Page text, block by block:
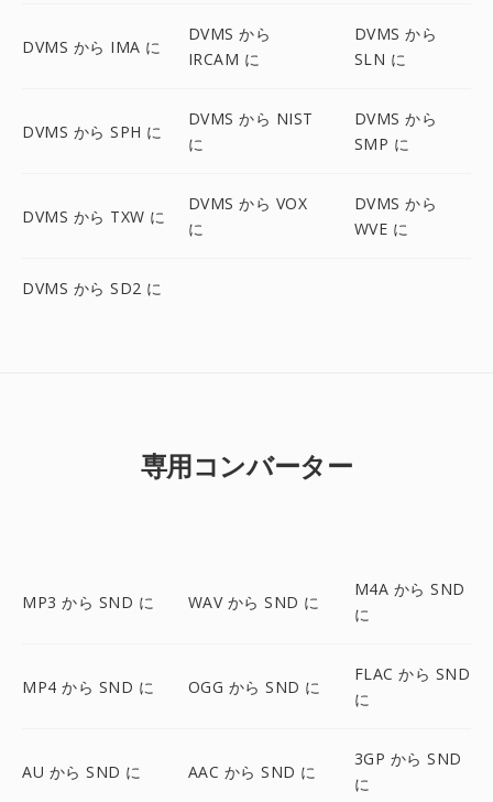
DVMS から IMA に
DVMS から
IRCAM に
DVMS から
SLN に
DVMS から SPH に
DVMS から NIST
に
DVMS から
SMP に
DVMS から TXW に
DVMS から VOX
に
DVMS から
WVE に
DVMS から SD2 に
専用コンバーター
MP3 から SND に WAV から SND に
M4A から SND
に
MP4 から SND に OGG から SND に
FLAC から SND
に
AU から SND に AAC から SND に
3GP から SND
に